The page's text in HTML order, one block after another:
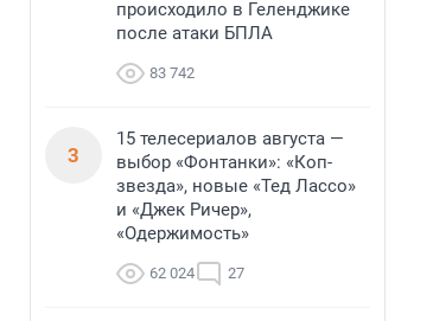
происходило в Геленджике
после атаки БПЛА
83 742
3
15 телесериалов августа —
выбор «Фонтанки»: «Коп-
звезда», новые «Тед Лассо»
и «Джек Ричер»,
«Одержимость»
62 024 27